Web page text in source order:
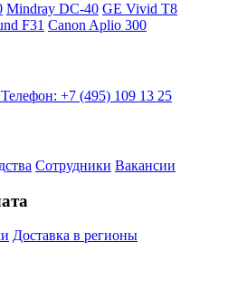
Mindray DC-40 GE Vivid T8
F31 Canon Aplio 300
Телефон: +7 (495) 109 13 25
Сотрудники Вакансии
Доставка в регионы